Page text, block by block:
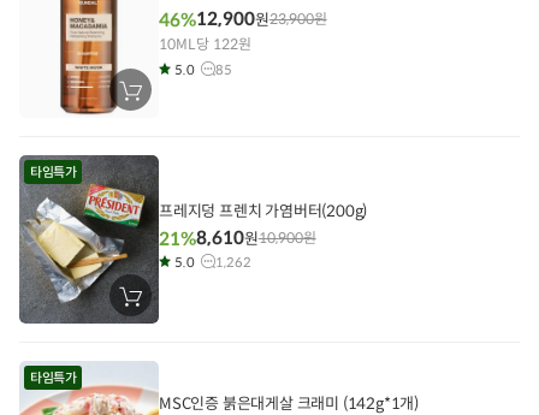
장
바
에
담
기
46%12,900원23,900원
10ML당 122원
5.0 85
타임특가
장
바
에
기
프레지덩 프렌치 가염버터(200g)
21%8,610원10,900원
5.0 1,262
타임특가
MSC인증 붉은대게살 크래미 (142g*1개)